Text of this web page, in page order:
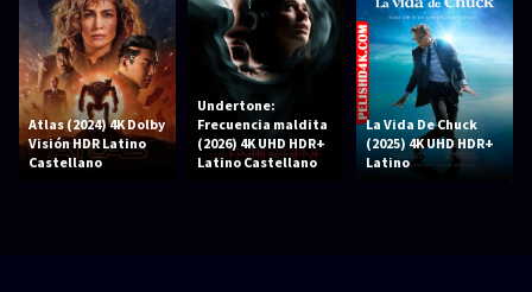
Atlas (2024) 4K Dolby
Visión HDR Latino
Castellano
Undertone:
Frecuencia maldita
(2026) 4K UHD HDR+
Latino Castellano
La Vida De Chuck
(2025) 4K UHD HDR+
Latino